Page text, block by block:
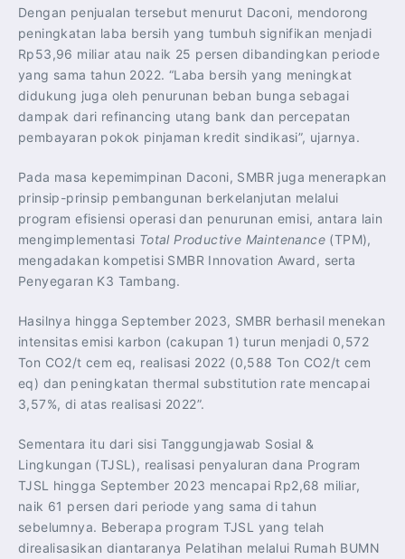
Dengan penjualan tersebut menurut Daconi, mendorong
peningkatan laba bersih yang tumbuh signifikan menjadi
Rp53,96 miliar atau naik 25 persen dibandingkan periode
yang sama tahun 2022. “Laba bersih yang meningkat
didukung juga oleh penurunan beban bunga sebagai
dampak dari refinancing utang bank dan percepatan
pembayaran pokok pinjaman kredit sindikasi”, ujarnya.
Pada masa kepemimpinan Daconi, SMBR juga menerapkan
prinsip-prinsip pembangunan berkelanjutan melalui
program efisiensi operasi dan penurunan emisi, antara lain
mengimplementasi Total Productive Maintenance (TPM),
mengadakan kompetisi SMBR Innovation Award, serta
Penyegaran K3 Tambang.
Hasilnya hingga September 2023, SMBR berhasil menekan
intensitas emisi karbon (cakupan 1) turun menjadi 0,572
Ton CO2/t cem eq, realisasi 2022 (0,588 Ton CO2/t cem
eq) dan peningkatan thermal substitution rate mencapai
3,57%, di atas realisasi 2022”.
Sementara itu dari sisi Tanggungjawab Sosial &
Lingkungan (TJSL), realisasi penyaluran dana Program
TJSL hingga September 2023 mencapai Rp2,68 miliar,
naik 61 persen dari periode yang sama di tahun
sebelumnya. Beberapa program TJSL yang telah
direalisasikan diantaranya Pelatihan melalui Rumah BUMN